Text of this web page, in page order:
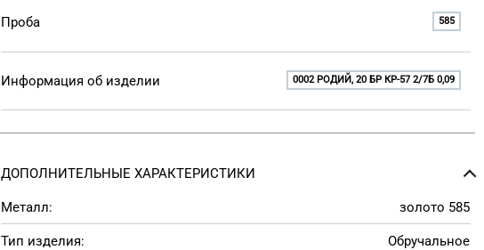
Проба 585
Информация об изделии 0002 РОДИЙ, 20 БР КР-57 2/7Б 0,09
ДОПОЛНИТЕЛЬНЫЕ ХАРАКТЕРИСТИКИ
Металл: золото 585
Тип изделия: Обручальное